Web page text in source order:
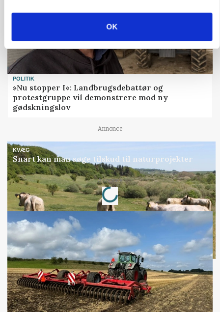
OK
POLITIK
»Nu stopper I«: Landbrugsdebattør og
protestgruppe vil demonstrere mod ny
gødskningslov
Annonce
KVÆG
Snart kan man søge tilskud til naturprojekter
Annonce
Loading...